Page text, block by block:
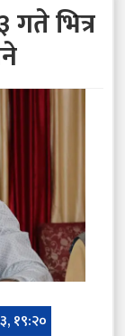
गते भित्र
१९:२०